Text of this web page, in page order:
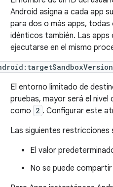
Android asigna a cada app
para dos o más apps, todas
idénticos también. Las apps
ejecutarse en el mismo
El entorno limitado de
pruebas, mayor será el nivel
como 2 . Configurar este
Las siguientes restricciones
El valor
No se puede compartir